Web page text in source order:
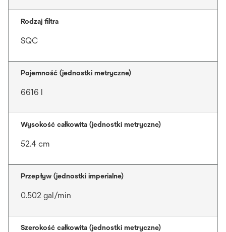
Rodzaj filtra
SQC
Pojemność (jednostki metryczne)
6616 l
Wysokość całkowita (jednostki metryczne)
52.4 cm
Przepływ (jednostki imperialne)
0.502 gal/min
Szerokość całkowita (jednostki metryczne)